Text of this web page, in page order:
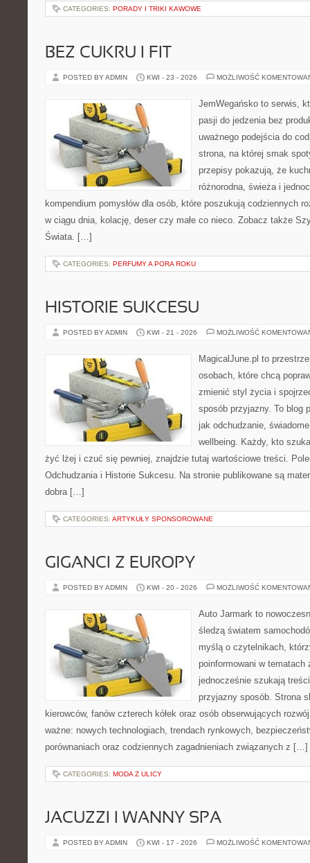
CATEGORIES: PORADY I TRIKI KAWOWE
BEZ CUKRU I FIT
POSTED BY ADMIN KWI - 23 - 2026 MOŻLIWOŚĆ
JemWegańsko to serwis,
pasji do jedzenia bez
uważnego podejścia do
strona, na której smak
przepisy pokazują, że
różnorodna, świeża i
kompendium pomysłów dla osób, które poszukują codziennych
w ciągu dnia, kolację, deser czy małe co nieco. Zobacz także
Świata. […]
CATEGORIES: PERFUMY A PORA ROKU
HISTORIE SUKCESU
POSTED BY ADMIN KWI - 21 - 2026 MOŻLIWOŚĆ
MagicalJune.pl to
osobach, które chcą
zmienić styl życia i
sposób przyjazny. To blog
jak odchudzanie,
wellbeing. Każdy, kto
żyć lżej i czuć się pewniej, znajdzie tutaj wartościowe treści.
Odchudzania i Historie Sukcesu. Na stronie publikowane są
dobra […]
CATEGORIES: ARTYKUŁY SPONSOROWANE
GIGANCI Z EUROPY
POSTED BY ADMIN KWI - 20 - 2026 MOŻLIWOŚĆ
Auto Jarmark to
śledzą światem
myślą o czytelnikach,
poinformowani w
jednocześnie szukają
przyjazny sposób. Strona
kierowców, fanów czterech kółek oraz osób obserwujących
ważne: nowych technologiach, trendach rynkowych,
porównaniach oraz codziennych zagadnieniach związanych z […]
CATEGORIES: MODA Z ULICY
JACUZZI I WANNY SPA
POSTED BY ADMIN KWI - 17 - 2026 MOŻLIWOŚĆ